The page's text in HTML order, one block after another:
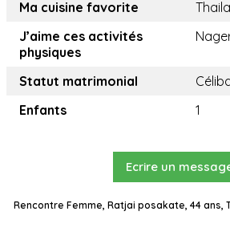
Ma cuisine favorite
J’aime ces activités
physiques
Statut matrimonial
Enfants
1
Ecrire un
Rencontre Femme, Ratjai posakate, 44 ans,